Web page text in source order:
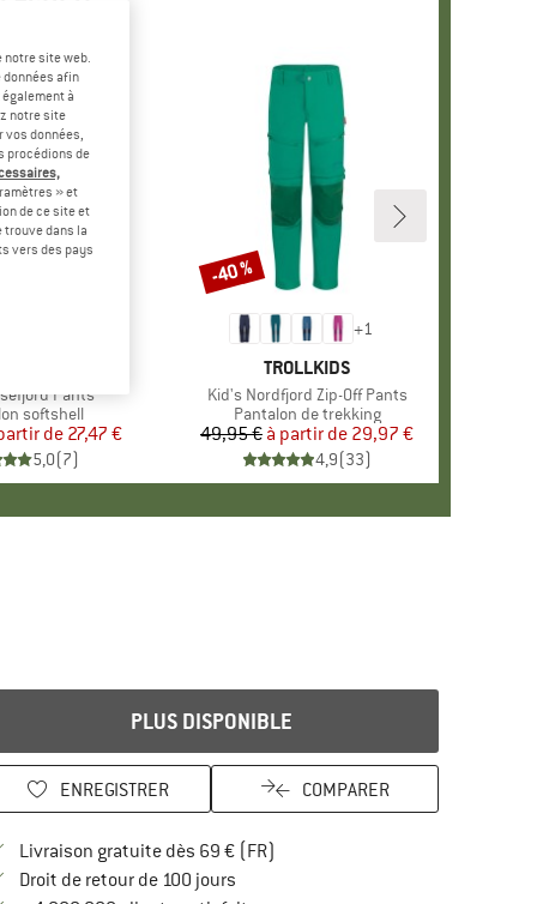
Pants
group
softshell
Prix
Prix réduit
de 27,47 €
5,0(7)
%
+1
MARQUE
TROLLKIDS
Article
Kid's Nordfjord Zip-Off Pants
Product group
Pantalon de trekking
Prix
49,95 € Prix réduit
à partir de 29,97 €
4,9(33)
Remise
-40 %
PLUS DISPONIBLE
ENREGISTRER COMPARER
Livraison gratuite dès 69 € (FR)
Droit de retour de 100 joursTrouve les informations de
site web.
afin
à
notre site
données,
procédions de
» et
de ce site et
trouve dans la
vers des pays